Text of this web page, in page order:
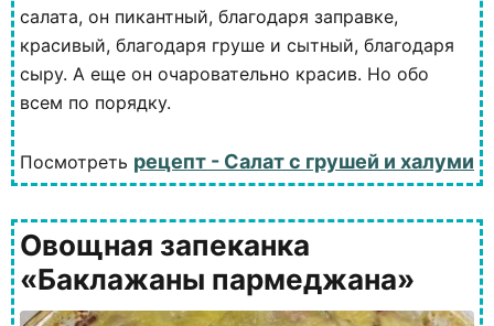
салата, он пикантный, благодаря заправке,
красивый, благодаря груше и сытный, благодаря
сыру. А еще он очаровательно красив. Но обо
всем по порядку.
Посмотреть рецепт - Салат с грушей и халуми
Овощная запеканка
«Баклажаны пармеджана»